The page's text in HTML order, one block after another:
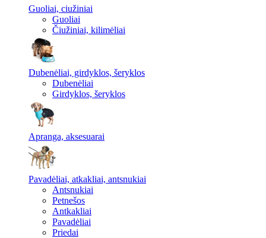
Guoliai, ciužiniai
Guoliai
Čiužiniai, kilimėliai
Dubenėliai, girdyklos, šeryklos
Dubenėliai
Girdyklos, šeryklos
Apranga, aksesuarai
Pavadėliai, atkakliai, antsnukiai
Antsnukiai
Petnešos
Antkakliai
Pavadėliai
Priedai